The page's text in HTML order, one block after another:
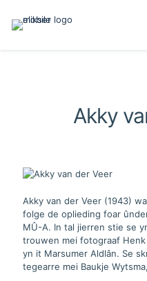
Akky
Akky van der Veer (1943)
folge de oplieding foar
MÛ-A. In tal jierren stie se
trouwen mei fotograaf
yn it Marsumer Aldlân. Se
tegearre mei Baukje